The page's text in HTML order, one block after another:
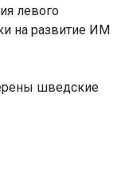
левого
на развитие ИМ
шведские